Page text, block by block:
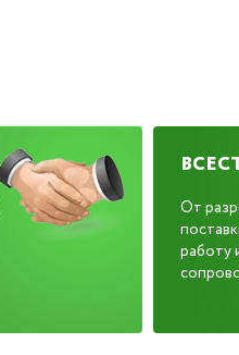
От
работу